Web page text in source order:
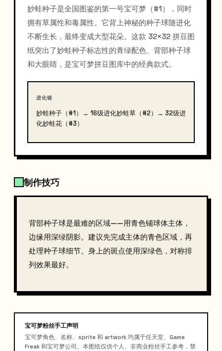
妙蛙种子是全国图鉴的第一号宝可梦（#1），同时
拥有草属性和毒属性。它背上神秘的种子球随进化
不断生长，最终变成大型花朵。这款 32×32 拼豆图
纸突出了妙蛙种子标志性的青绿配色、背部种子球
和大眼睛，是宝可梦拼豆图库中的经典款式。
进化链
妙蛙种子（#1）→ 16级进化妙蛙草（#2）→ 32级进
化妙蛙花（#3）
制作技巧
背部种子球是最难的区域——用青色铺球体主体，
边缘用深绿阴影。建议先完成主体的青色区域，再
处理种子球细节。身上的斑点使用深绿色，对称排
列效果最好。
宝可梦粉丝手工声明
宝可梦角色、名称、sprite 和 artwork 均属于任天堂、Game
Freak 和宝可梦公司。本图纸仅供个人、非商业粉丝手工参考，禁